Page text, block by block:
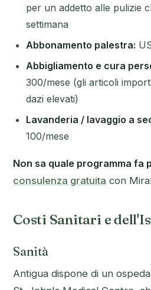
per un addetto alle pulizie
settimana
Abbonamento palestra:
Abbigliamento e cura
300/mese (gli articoli
dazi elevati)
Lavanderia / lavaggio a
100/mese
Non sa quale programma fa
consulenza gratuita con
Costi Sanitari e
Sanità
Antigua dispone di un